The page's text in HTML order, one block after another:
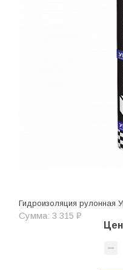
Гидроизоляция рулонная
Сумма: 3 315 ₽